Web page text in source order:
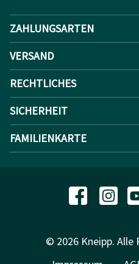
ZAHLUNGSARTEN
VERSAND
RECHTLICHES
SICHERHEIT
FAMILIENKARTE
© 2026 Kneipp. Alle